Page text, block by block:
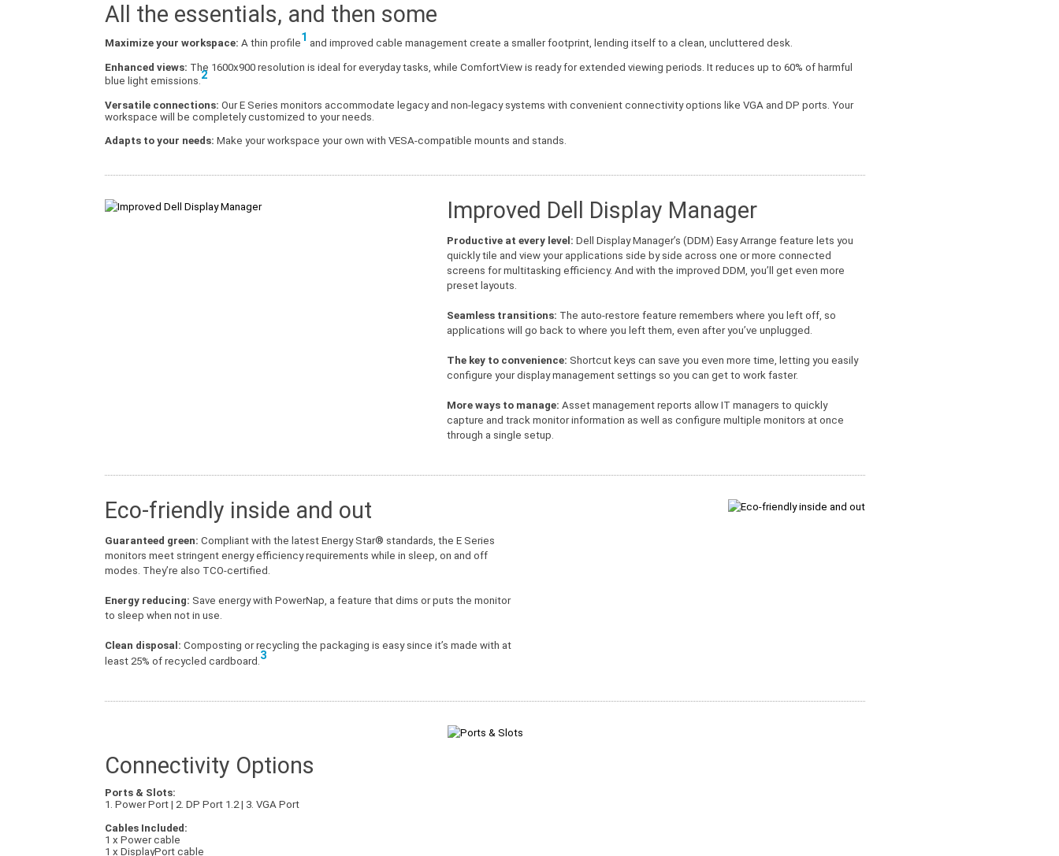
All the essentials, and then some
Maximize your workspace: A thin profile1 and improved cable management create a smaller footprint, lending itself to a clean, uncluttered desk.
Enhanced views: The 1600x900 resolution is ideal for everyday tasks, while ComfortView is ready for extended viewing periods. It reduces up to 60% of harmful
blue light emissions.2
Versatile connections: Our E Series monitors accommodate legacy and non-legacy systems with convenient connectivity options like VGA and DP ports. Your
workspace will be completely customized to your needs.
Adapts to your needs: Make your workspace your own with VESA-compatible mounts and stands.
Improved Dell Display Manager
Productive at every level: Dell Display Manager’s (DDM) Easy Arrange feature lets you
quickly tile and view your applications side by side across one or more connected
screens for multitasking efficiency. And with the improved DDM, you’ll get even more
preset layouts.
Seamless transitions: The auto-restore feature remembers where you left off, so
applications will go back to where you left them, even after you’ve unplugged.
The key to convenience: Shortcut keys can save you even more time, letting you easily
configure your display management settings so you can get to work faster.
More ways to manage: Asset management reports allow IT managers to quickly
capture and track monitor information as well as configure multiple monitors at once
through a single setup.
Eco-friendly inside and out
Guaranteed green: Compliant with the latest Energy Star® standards, the E Series
monitors meet stringent energy efficiency requirements while in sleep, on and off
modes. They’re also TCO-certified.
Energy reducing: Save energy with PowerNap, a feature that dims or puts the monitor
to sleep when not in use.
Clean disposal: Composting or recycling the packaging is easy since it’s made with at
least 25% of recycled cardboard.3
Connectivity Options
Ports & Slots:
1. Power Port | 2. DP Port 1.2 | 3. VGA Port
Cables Included:
1 x Power cable
1 x DisplayPort cable